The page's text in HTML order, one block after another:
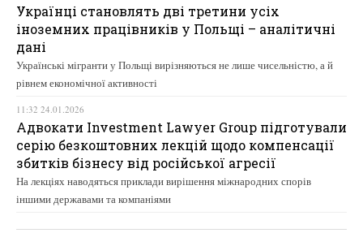
Українці становлять дві третини усіх
іноземних працівників у Польщі – аналітичні
дані
Українські мігранти у Польщі вирізняються не лише чисельністю, а й
рівнем економічної активності
11:32 24.01.2026
Адвокати Investment Lawyer Group підготували
серію безкоштовних лекцій щодо компенсації
збитків бізнесу від російської агресії
На лекціях наводяться приклади вирішення міжнародних спорів
іншими державами та компаніями